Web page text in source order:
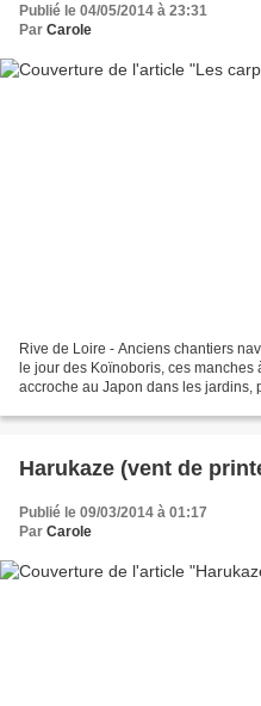
Publié le 04/05/2014 à 23:31
Par Carole
Rive de Loire - Anciens chantiers
le jour des Koïnoboris, ces
accroche au Japon dans les jardins,
Harukaze (vent de
Publié le 09/03/2014 à 01:17
Par Carole